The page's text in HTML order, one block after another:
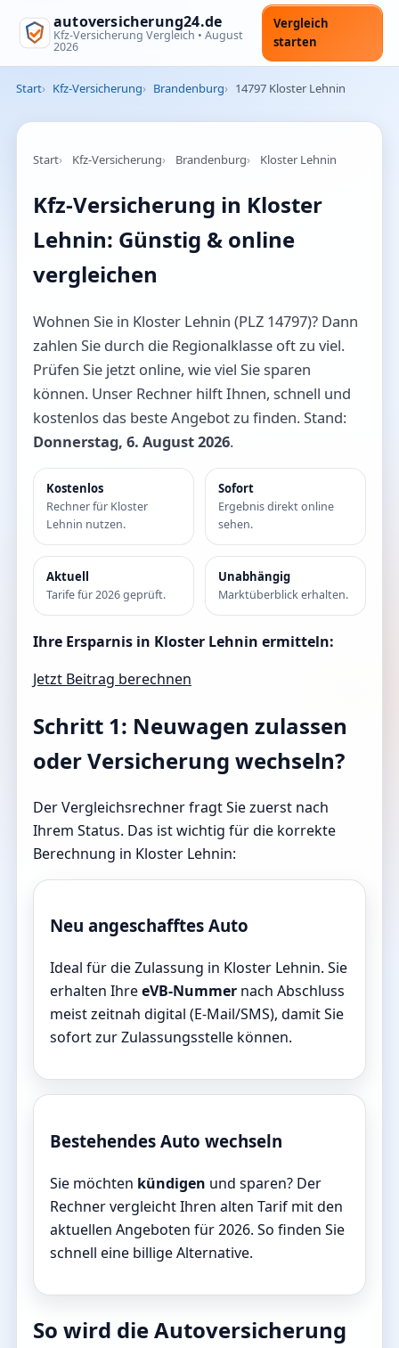
autoversicherung24.de
Kfz-Versicherung Vergleich • August
2026
Vergleich
starten
Start Kfz-Versicherung Brandenburg 14797 Kloster Lehnin
Start Kfz-Versicherung Brandenburg Kloster Lehnin
Kfz-Versicherung in Kloster
Lehnin: Günstig & online
vergleichen
Wohnen Sie in Kloster Lehnin (PLZ 14797)? Dann
zahlen Sie durch die Regionalklasse oft zu viel.
Prüfen Sie jetzt online, wie viel Sie sparen
können. Unser Rechner hilft Ihnen, schnell und
kostenlos das beste Angebot zu finden. Stand:
Donnerstag, 6. August 2026.
Kostenlos
Rechner für Kloster
Lehnin nutzen.
Sofort
Ergebnis direkt online
sehen.
Aktuell
Tarife für 2026 geprüft.
Unabhängig
Marktüberblick erhalten.
Ihre Ersparnis in Kloster Lehnin ermitteln:
Jetzt Beitrag berechnen
Schritt 1: Neuwagen zulassen
oder Versicherung wechseln?
Der Vergleichsrechner fragt Sie zuerst nach
Ihrem Status. Das ist wichtig für die korrekte
Berechnung in Kloster Lehnin:
Neu angeschafftes Auto
Ideal für die Zulassung in Kloster Lehnin. Sie
erhalten IhreeVB-Nummer nach Abschluss
meist zeitnah digital (E-Mail/SMS), damit Sie
sofort zur Zulassungsstelle können.
Bestehendes Auto wechseln
Sie möchten kündigen und sparen? Der
Rechner vergleicht Ihren alten Tarif mit den
aktuellen Angeboten für 2026. So finden Sie
schnell eine billige Alternative.
So wird die Autoversicherung